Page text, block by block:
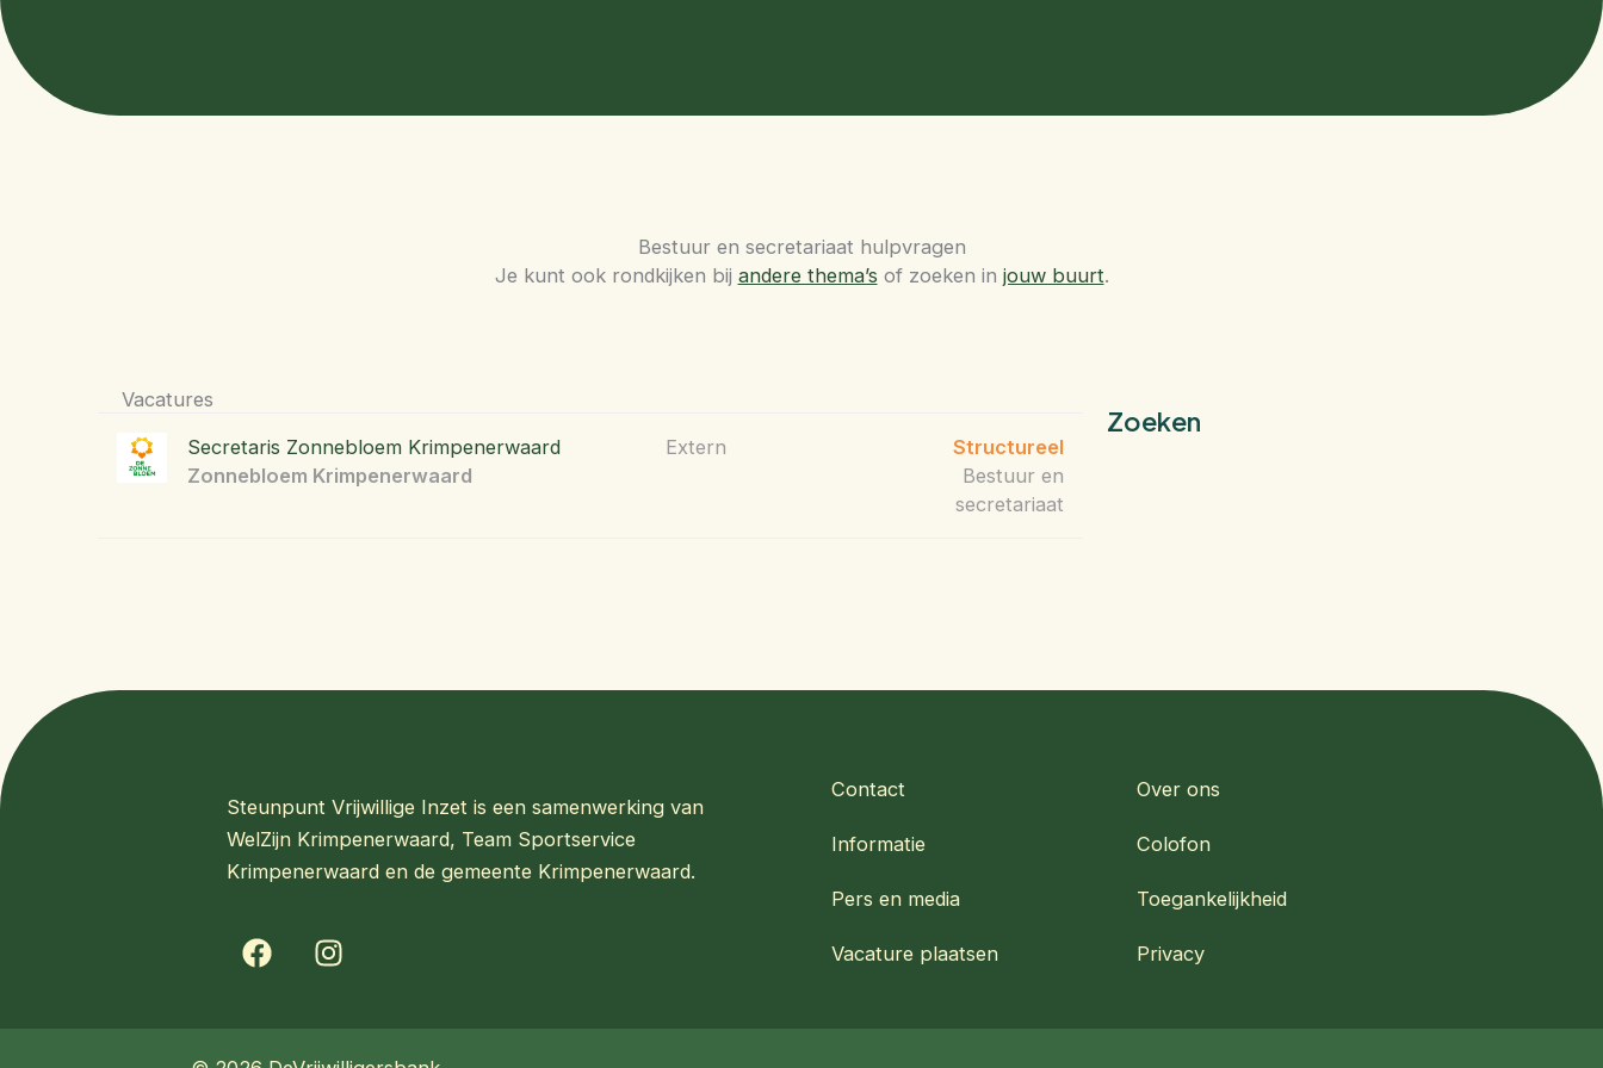
Bestuur en secretariaat hulpvragen
Je kunt ook rondkijken bij andere thema’s of zoeken in jouw buurt.
Vacatures
Secretaris Zonnebloem Krimpenerwaard
Zonnebloem Krimpenerwaard
Extern
Structureel
Bestuur en
secretariaat
Zoeken
Steunpunt Vrijwillige Inzet is een samenwerking van
WelZijn Krimpenerwaard, Team Sportservice
Krimpenerwaard en de gemeente Krimpenerwaard.
F
a
e
b
I
n
t
a
Contact
Informatie
Pers en media
Vacature plaatsen
Over ons
Colofon
Toegankelijkheid
Privacy